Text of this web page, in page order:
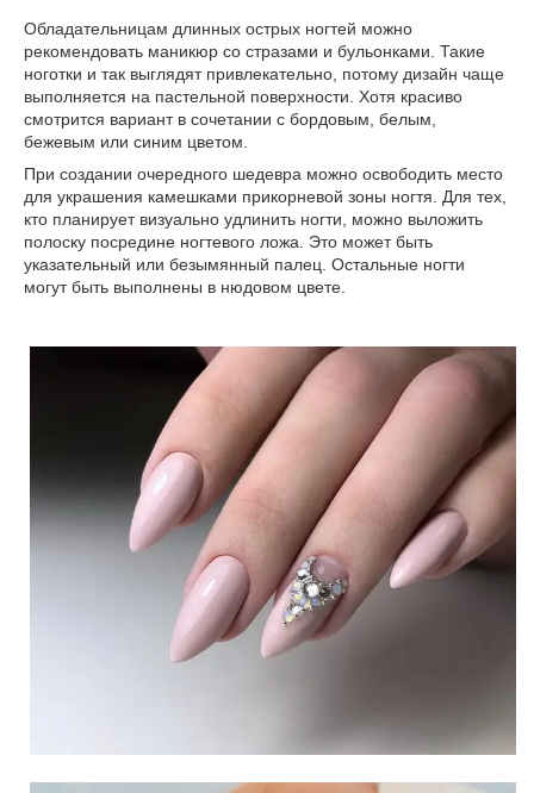
Обладательницам длинных острых ногтей можно
рекомендовать маникюр со стразами и бульонками. Такие
ноготки и так выглядят привлекательно, потому дизайн чаще
выполняется на пастельной поверхности. Хотя красиво
смотрится вариант в сочетании с бордовым, белым,
бежевым или синим цветом.
При создании очередного шедевра можно освободить место
для украшения камешками прикорневой зоны ногтя. Для тех,
кто планирует визуально удлинить ногти, можно выложить
полоску посредине ногтевого ложа. Это может быть
указательный или безымянный палец. Остальные ногти
могут быть выполнены в нюдовом цвете.